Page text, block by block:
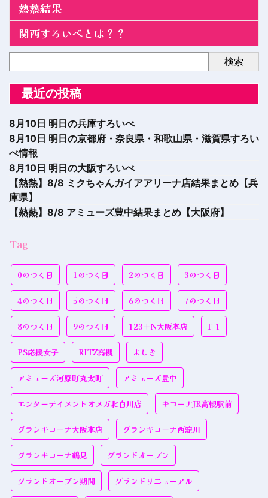
熱熱結果
関西すろいべとは？？
検索
最近の投稿
8月10日 明日の兵庫すろいべ
8月10日 明日の京都府・奈良県・和歌山県・滋賀県すろい
べ情報
8月10日 明日の大阪すろいべ
【熱熱】8/8 ミクちゃんガイアアリーナ店結果まとめ【兵
庫県】
【熱熱】8/8 アミューズ豊中結果まとめ【大阪府】
Tag
0のつく日 1のつく日 2のつく日 3のつく日
4のつく日 5のつく日 6のつく日 7のつく日
8のつく日 9のつく日 123＋N大阪本店 F-1
PS応援女子 RITZ高槻 よしき
アミューズ河原町丸太町 アミューズ豊中
エンターテイメントオメガ北白川店 キコーナJR高槻駅前
グランキコーナ大阪本店 グランキコーナ西淀川
グランキコーナ鶴見 グランドオープン
グランドオープン期間 グランドリニューアル